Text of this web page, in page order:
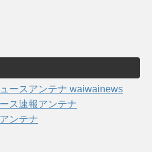
ースアンテナ waiwainews
ス速報アンテナ
ンテナ